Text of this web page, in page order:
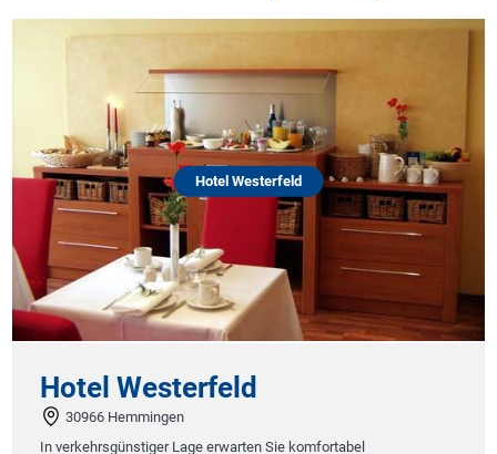
Hotel Westerfeld
Lage erwarten Sie komfortabel